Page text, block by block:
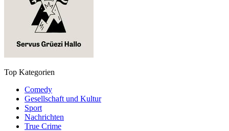
Top Kategorien
Comedy
Gesellschaft und Kultur
Sport
Nachrichten
True Crime